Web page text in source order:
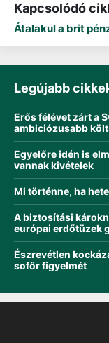
Kapcsolódó
Átalakul a brit
Legújabb
Erős félévet zárt a
ambiciózusabb
Egyelőre idén is
vannak kivételek
Mi történne, ha
A biztosítási
európai erdőtüzek
Észrevétlen
sofőr figyelmét